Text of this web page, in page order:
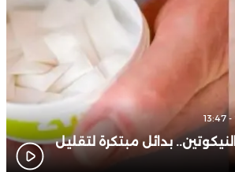
بدائل مبتكرة لتقليل